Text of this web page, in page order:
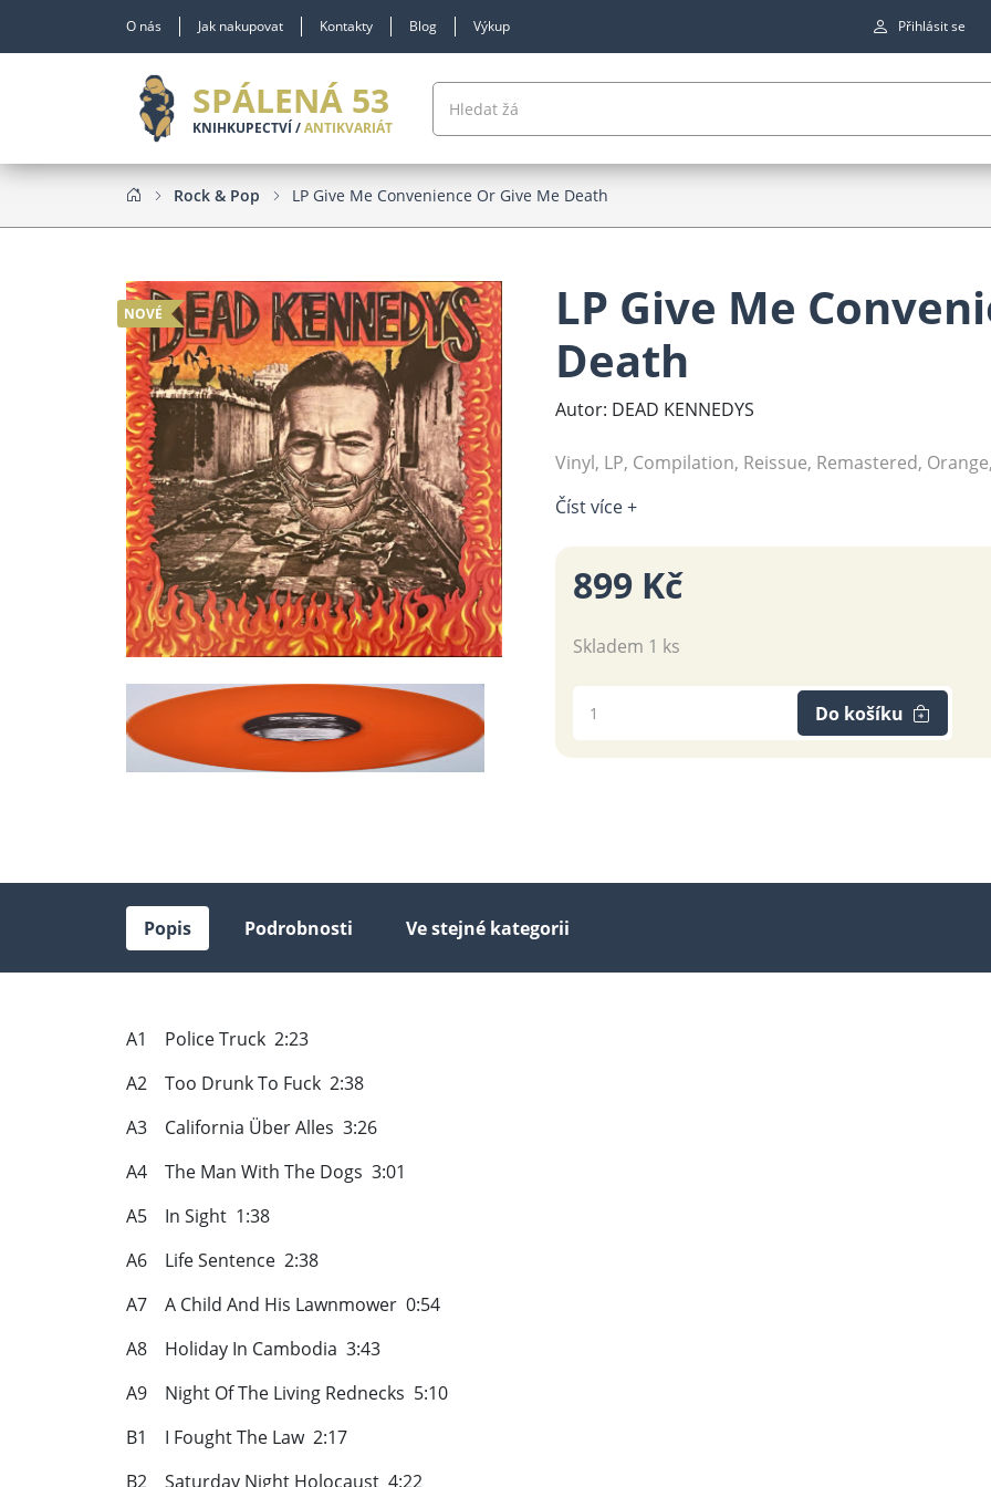
O nás Jak nakupovat Kontakty Blog Výkup Přihlásit se
SPÁLENÁ 53
KNIHKUPECTVÍ /ANTIKVARIÁT
Rock & Pop LP Give Me Convenience Or Give Me Death
NOVÉ
LP Give Me
Death
Autor: DEAD KENNEDYS
Vinyl, LP, Compilation, Reissue, Remastered,
Číst více +
899 Kč
Skladem 1 ks
Do košíku
Popis Podrobnosti Ve stejné kategorii
A1 Police Truck 2:23
A2 Too Drunk To Fuck 2:38
A3 California Über Alles 3:26
A4 The Man With The Dogs 3:01
A5 In Sight 1:38
A6 Life Sentence 2:38
A7 A Child And His Lawnmower 0:54
A8 Holiday In Cambodia 3:43
A9 Night Of The Living Rednecks 5:10
B1 I Fought The Law 2:17
B2 Saturday Night Holocaust 4:22